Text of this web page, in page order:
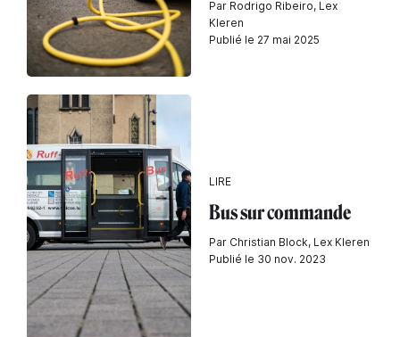
Par Rodrigo Ribeiro, Lex
Kleren
Publié le 27 mai 2025
LIRE
Bus sur commande
Par Christian Block, Lex Kleren
Publié le 30 nov. 2023